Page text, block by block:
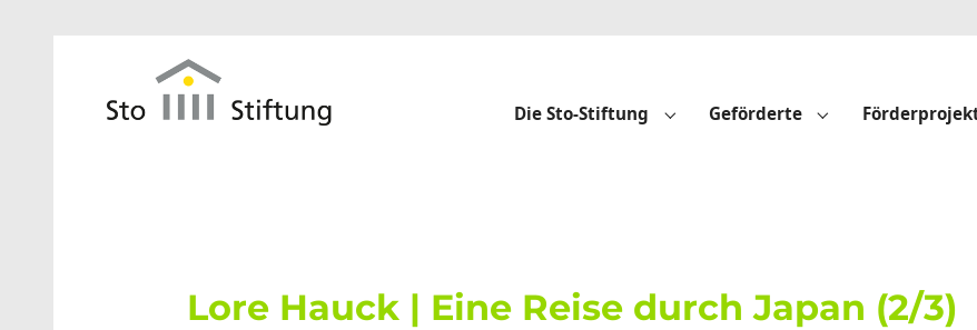
Die Sto-Stiftung Submenu for "Die Sto-Stiftung"
Geförderte Submenu for
Lore Hauck | Eine Reise durch Japan (2/3)